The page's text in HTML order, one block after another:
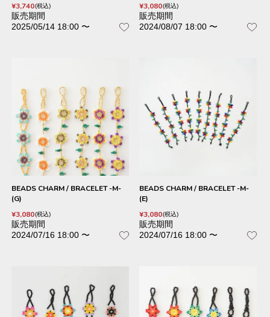
¥3,740 税込
販売期間
2025/05/14 18:00 〜
¥3,080 税込
販売期間
2024/08/07 18:00 〜
BEADS CHARM / BRACELET -M-
(G)
¥3,080 税込
販売期間
2024/07/16 18:00 〜
BEADS CHARM / BRACELET -M-
(E)
¥3,080 税込
販売期間
2024/07/16 18:00 〜